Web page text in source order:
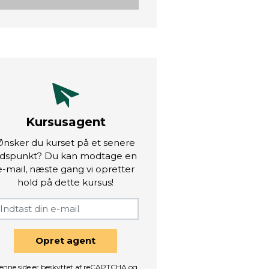
Kursusagent
du kurset på et senere
Du kan modtage en
mail, næste gang vi opretter
hold på dette kursus!
Opret agent
side er beskyttet af reCAPTCHA og